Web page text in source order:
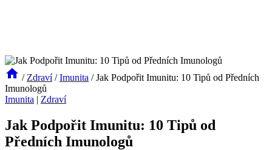
/ Zdraví / Imunita / Jak Podpořit Imunitu: 10 Tipů od Předních
Imunologů
Imunita | Zdraví
Jak Podpořit Imunitu: 10 Tipů od
Předních Imunologů